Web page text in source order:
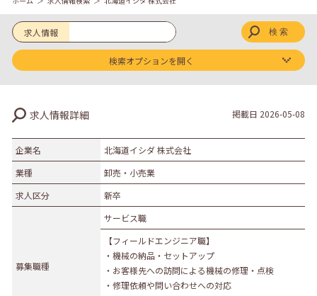
求人情報
検索オプションを開く
業種
農林水産業
建設業
食品製造業
その他の製造業
電気・ガス・熱供給業
通信業・情報サービス業
運輸業
求人情報詳細 掲載日 2026-05-08
企業名
北海道イシダ 株式会社
業種
卸売・小売業
求人区分
新卒
募集職種
サービス職
【フィールドエンジニア職】
・機械の納品・セットアップ
・お客様先への訪問による機械の修理・点検
・修理依頼や問い合わせへの対応